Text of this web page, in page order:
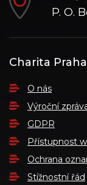
P. O.
Charita Praha
O nás
Výroční
GDPR
Přístupnost
Ochrana
Stížnostní řád